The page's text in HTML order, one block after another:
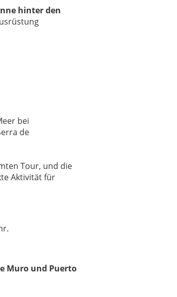
hinter den
bei
de
Tour, und die
Aktivität für
Muro und Puerto